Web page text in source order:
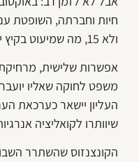
ולא 15, מה שמיעוט בקיץ יכול להפוך לרוב בסתיו.
אפשרות שלישית,
משפט לחוקה שאליו
העליון יישאר כערכאת
שיוותרו לקואליציה
הקונצנזוס שהשתרר